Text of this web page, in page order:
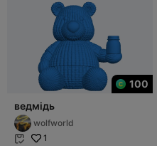
100
ведмідь
wolfworld
 1